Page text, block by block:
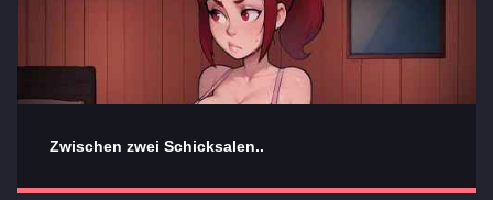
Zwischen zwei Schicksalen..